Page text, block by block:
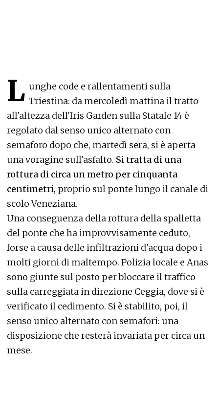
L unghe code e rallentamenti sulla
Triestina: da mercoledì mattina il tratto
all'altezza dell'Iris Garden sulla Statale 14 è
regolato dal senso unico alternato con
semaforo dopo che, martedì sera, si è aperta
una voragine sull'asfalto. Si tratta di una
rottura di circa un metro per cinquanta
centimetri, proprio sul ponte lungo il canale di
scolo Veneziana.
Una conseguenza della rottura della spalletta
del ponte che ha improvvisamente ceduto,
forse a causa delle infiltrazioni d'acqua dopo i
molti giorni di maltempo. Polizia locale e Anas
sono giunte sul posto per bloccare il traffico
sulla carreggiata in direzione Ceggia, dove si è
verificato il cedimento. Si è stabilito, poi, il
senso unico alternato con semafori: una
disposizione che resterà invariata per circa un
mese.